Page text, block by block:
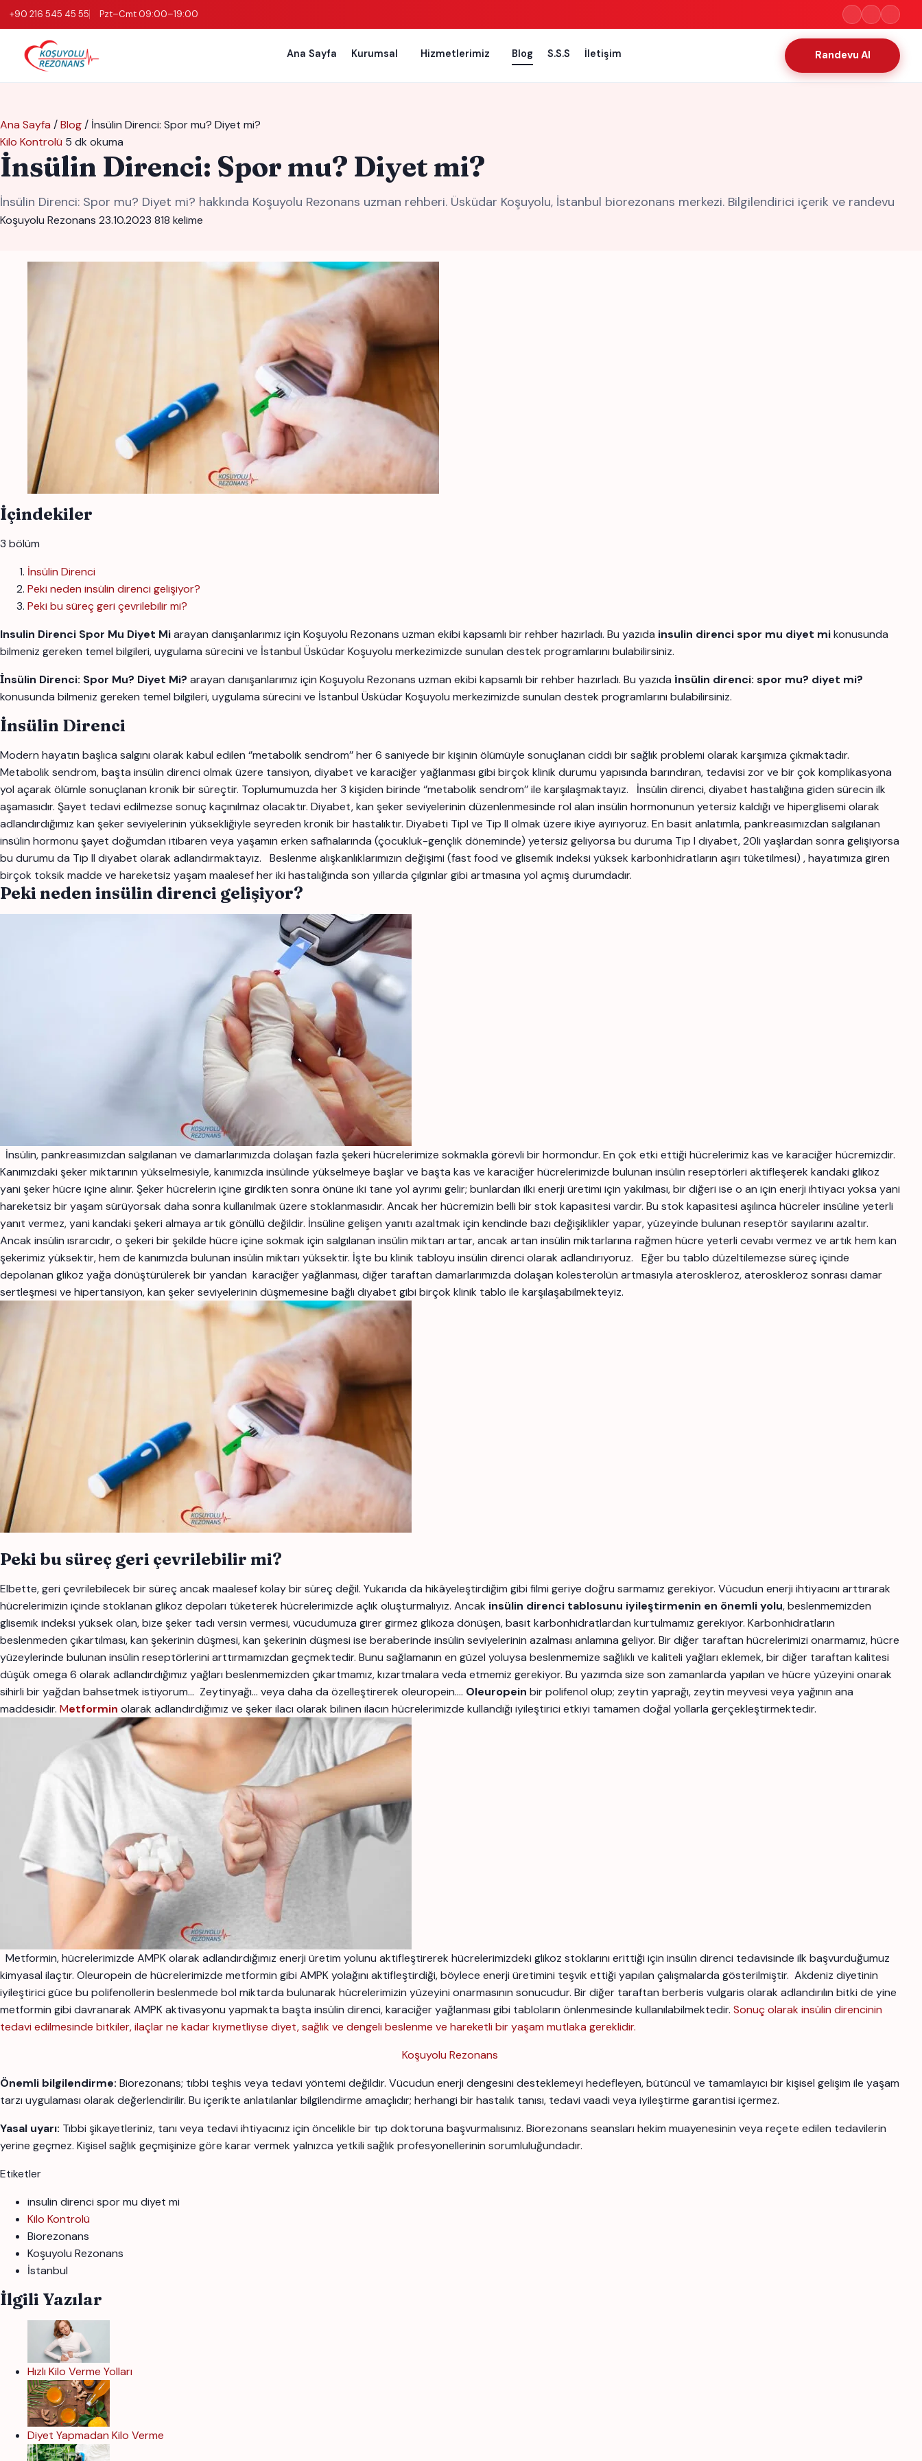
+90 216 545 45 55 Pzt–Cmt 09:00–19:00
Ana Sayfa Kurumsal Hizmetlerimiz Blog S.S.S İletişim Randevu Al
Ana Sayfa /Blog/ İnsülin Direnci: Spor mu? Diyet mi?
Kilo Kontrolü 5 dk okuma
İnsülin Direnci: Spor mu? Diyet mi?
İnsülin Direnci: Spor mu? Diyet mi? hakkında Koşuyolu Rezonans uzman rehberi. Üsküdar Koşuyolu, İstanbul biorezonans merkezi. Bilgilendirici içerik ve randevu
Koşuyolu Rezonans 23.10.2023 818 kelime
İçindekiler
3 bölüm
İnsülin Direnci
Peki neden insülin direnci gelişiyor?
Peki bu süreç geri çevrilebilir mi?
Insulin Direnci Spor Mu Diyet Miarayan danışanlarımız için Koşuyolu Rezonans uzman ekibi kapsamlı bir rehber hazırladı. Bu yazıda insulin direnci spor mu diyet mikonusunda
bilmeniz gereken temel bilgileri, uygulama sürecini ve İstanbul Üsküdar Koşuyolu merkezimizde sunulan destek programlarını bulabilirsiniz.
İnsülin Direnci: Spor Mu? Diyet Mi? arayan danışanlarımız için Koşuyolu Rezonans uzman ekibi kapsamlı bir rehber hazırladı. Bu yazıda i̇nsülin direnci: spor mu? diyet mi?
konusunda bilmeniz gereken temel bilgileri, uygulama sürecini ve İstanbul Üsküdar Koşuyolu merkezimizde sunulan destek programlarını bulabilirsiniz.
İnsülin Direnci
Modern hayatın başlıca salgını olarak kabul edilen ‘’metabolik sendrom’’ her 6 saniyede bir kişinin ölümüyle sonuçlanan ciddi bir sağlık problemi olarak karşımıza çıkmaktadır.
Metabolik sendrom, başta insülin direnci olmak üzere tansiyon, diyabet ve karaciğer yağlanması gibi birçok klinik durumu yapısında barındıran, tedavisi zor ve bir çok komplikasyona
yol açarak ölümle sonuçlanan kronik bir süreçtir. Toplumumuzda her 3 kişiden birinde ‘’metabolik sendrom’’ ile karşılaşmaktayız. İnsülin direnci, diyabet hastalığına giden sürecin ilk
aşamasıdır. Şayet tedavi edilmezse sonuç kaçınılmaz olacaktır. Diyabet, kan şeker seviyelerinin düzenlenmesinde rol alan insülin hormonunun yetersiz kaldığı ve hiperglisemi olarak
adlandırdığımız kan şeker seviyelerinin yüksekliğiyle seyreden kronik bir hastalıktır. Diyabeti TipI ve Tip II olmak üzere ikiye ayırıyoruz. En basit anlatımla, pankreasımızdan salgılanan
insülin hormonu şayet doğumdan itibaren veya yaşamın erken safhalarında (çocukluk-gençlik döneminde) yetersiz geliyorsa bu duruma Tip I diyabet, 20li yaşlardan sonra gelişiyorsa
bu durumu da Tip II diyabet olarak adlandırmaktayız. Beslenme alışkanlıklarımızın değişimi (fast food ve glisemik indeksi yüksek karbonhidratların aşırı tüketilmesi) , hayatımıza giren
birçok toksik madde ve hareketsiz yaşam maalesef her iki hastalığında son yıllarda çılgınlar gibi artmasına yol açmış durumdadır.
Peki neden insülin direnci gelişiyor?
İnsülin, pankreasımızdan salgılanan ve damarlarımızda dolaşan fazla şekeri hücrelerimize sokmakla görevli bir hormondur. En çok etki ettiği hücrelerimiz kas ve karaciğer hücremizdir.
Kanımızdaki şeker miktarının yükselmesiyle, kanımızda insülinde yükselmeye başlar ve başta kas ve karaciğer hücrelerimizde bulunan insülin reseptörleri aktifleşerek kandaki glikoz
yani şeker hücre içine alınır. Şeker hücrelerin içine girdikten sonra önüne iki tane yol ayrımı gelir; bunlardan ilki enerji üretimi için yakılması, bir diğeri ise o an için enerji ihtiyacı yoksa yani
hareketsiz bir yaşam sürüyorsak daha sonra kullanılmak üzere stoklanmasıdır. Ancak her hücremizin belli bir stok kapasitesi vardır. Bu stok kapasitesi aşılınca hücreler insüline yeterli
yanıt vermez, yani kandaki şekeri almaya artık gönüllü değildir. İnsüline gelişen yanıtı azaltmak için kendinde bazı değişiklikler yapar, yüzeyinde bulunan reseptör sayılarını azaltır.
Ancak insülin ısrarcıdır, o şekeri bir şekilde hücre içine sokmak için salgılanan insülin miktarı artar, ancak artan insülin miktarlarına rağmen hücre yeterli cevabı vermez ve artık hem kan
şekerimiz yüksektir, hem de kanımızda bulunan insülin miktarı yüksektir. İşte bu klinik tabloyu insülin direnci olarak adlandırıyoruz. Eğer bu tablo düzeltilemezse süreç içinde
depolanan glikoz yağa dönüştürülerek bir yandan karaciğer yağlanması, diğer taraftan damarlarımızda dolaşan kolesterolün artmasıyla ateroskleroz, ateroskleroz sonrası damar
sertleşmesi ve hipertansiyon, kan şeker seviyelerinin düşmemesine bağlı diyabet gibi birçok klinik tablo ile karşılaşabilmekteyiz.
Peki bu süreç geri çevrilebilir mi?
Elbette, geri çevrilebilecek bir süreç ancak maalesef kolay bir süreç değil. Yukarıda da hikâyeleştirdiğim gibi filmi geriye doğru sarmamız gerekiyor. Vücudun enerji ihtiyacını arttırarak
hücrelerimizin içinde stoklanan glikoz depoları tüketerek hücrelerimizde açlık oluşturmalıyız. Ancak insülin direnci tablosunu iyileştirmenin en önemli yolu, beslenmemizden
glisemik indeksi yüksek olan, bize şeker tadı versin vermesi, vücudumuza girer girmez glikoza dönüşen, basit karbonhidratlardan kurtulmamız gerekiyor. Karbonhidratların
beslenmeden çıkartılması, kan şekerinin düşmesi, kan şekerinin düşmesi ise beraberinde insülin seviyelerinin azalması anlamına geliyor. Bir diğer taraftan hücrelerimizi onarmamız, hücre
yüzeylerinde bulunan insülin reseptörlerini arttırmamızdan geçmektedir. Bunu sağlamanın en güzel yoluysa beslenmemize sağlıklı ve kaliteli yağları eklemek, bir diğer taraftan kalitesi
düşük omega 6 olarak adlandırdığımız yağları beslenmemizden çıkartmamız, kızartmalara veda etmemiz gerekiyor. Bu yazımda size son zamanlarda yapılan ve hücre yüzeyini onarak
sihirli bir yağdan bahsetmek istiyorum… Zeytinyağı… veya daha da özelleştirerek oleuropein…. Oleuropein bir polifenol olup; zeytin yaprağı, zeytin meyvesi veya yağının ana
maddesidir. Metformin olarak adlandırdığımız ve şeker ilacı olarak bilinen ilacın hücrelerimizde kullandığı iyileştirici etkiyi tamamen doğal yollarla gerçekleştirmektedir.
Metformin, hücrelerimizde AMPK olarak adlandırdığımız enerji üretim yolunu aktifleştirerek hücrelerimizdeki glikoz stoklarını erittiği için insülin direnci tedavisinde ilk başvurduğumuz
kimyasal ilaçtır. Oleuropein de hücrelerimizde metformin gibi AMPK yolağını aktifleştirdiği, böylece enerji üretimini teşvik ettiği yapılan çalışmalarda gösterilmiştir. Akdeniz diyetinin
iyileştirici güce bu polifenollerin beslenmede bol miktarda bulunarak hücrelerimizin yüzeyini onarmasının sonucudur. Bir diğer taraftan berberis vulgaris olarak adlandırılın bitki de yine
metformin gibi davranarak AMPK aktivasyonu yapmakta başta insülin direnci, karaciğer yağlanması gibi tabloların önlenmesinde kullanılabilmektedir. Sonuç olarak insülin direncinin
tedavi edilmesinde bitkiler, ilaçlar ne kadar kıymetliyse diyet, sağlık ve dengeli beslenme ve hareketli bir yaşam mutlaka gereklidir.
Koşuyolu Rezonans
Önemli bilgilendirme: Biorezonans; tıbbi teşhis veya tedavi yöntemi değildir. Vücudun enerji dengesini desteklemeyi hedefleyen, bütüncül ve tamamlayıcı bir kişisel gelişim ile yaşam
tarzı uygulaması olarak değerlendirilir. Bu içerikte anlatılanlar bilgilendirme amaçlıdır; herhangi bir hastalık tanısı, tedavi vaadi veya iyileştirme garantisi içermez.
Yasal uyarı: Tıbbi şikayetleriniz, tanı veya tedavi ihtiyacınız için öncelikle bir tıp doktoruna başvurmalısınız. Biorezonans seansları hekim muayenesinin veya reçete edilen tedavilerin
yerine geçmez. Kişisel sağlık geçmişinize göre karar vermek yalnızca yetkili sağlık profesyonellerinin sorumluluğundadır.
Etiketler
insulin direnci spor mu diyet mi
Kilo Kontrolü
Biorezonans
Koşuyolu Rezonans
İstanbul
İlgili Yazılar
Hızlı Kilo Verme Yolları
Diyet Yapmadan Kilo Verme